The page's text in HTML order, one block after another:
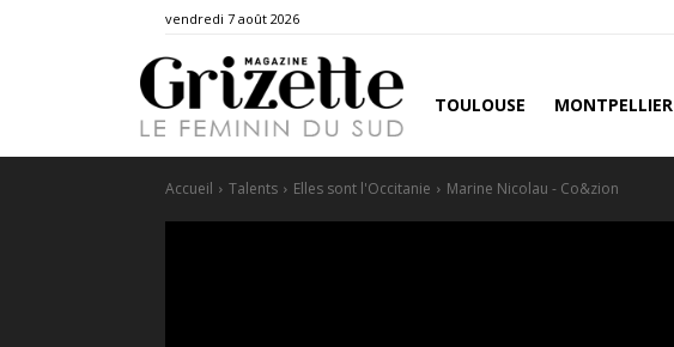
vendredi 7 août 2026
TOULOUSE MONTPELLIER
Accueil Talents Elles sont l'Occitanie Marine Nicolau - Co&zion